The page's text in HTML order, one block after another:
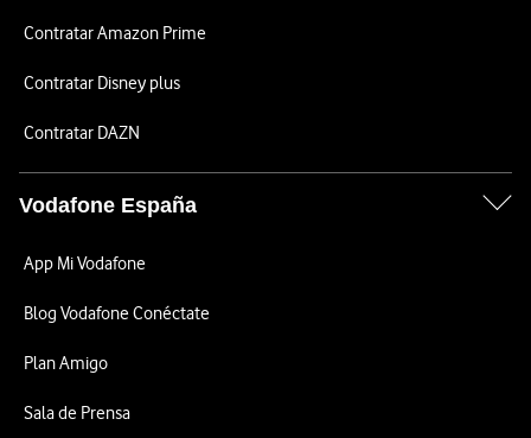
Contratar Amazon Prime
Contratar Disney plus
Contratar DAZN
Vodafone España
App Mi Vodafone
Blog Vodafone Conéctate
Plan Amigo
Sala de Prensa